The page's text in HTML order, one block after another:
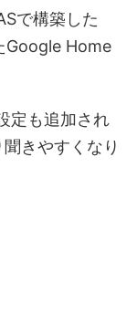
で構築した
Google Home
定 も追加され
きやすくなり